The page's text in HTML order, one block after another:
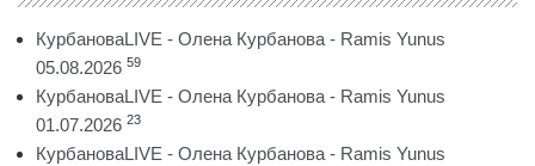
КурбановаLIVE - Олена Курбанова - Ramis Yunus
05.08.2026 59
КурбановаLIVE - Олена Курбанова - Ramis Yunus
01.07.2026 23
КурбановаLIVE - Олена Курбанова - Ramis Yunus